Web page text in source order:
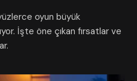
oyun büyük
İşte öne çıkan fırsatlar ve